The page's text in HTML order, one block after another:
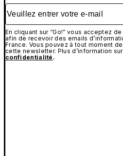
Veuillez entrer votre e-mail
En cliquant sur “Go!” vous acceptez
afin de recevoir des emails
France. Vous pouvez à tout moment
cette newsletter. Plus d’information
confidentialité .